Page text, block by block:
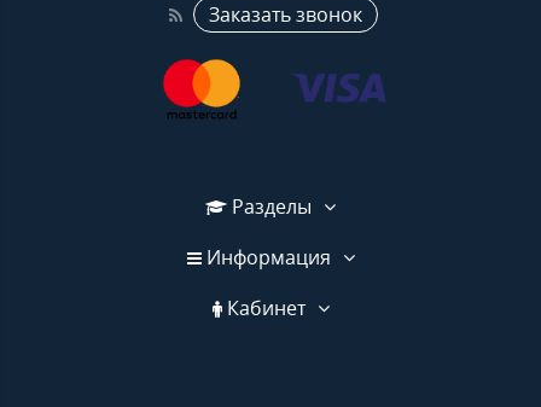
Заказать звонок
Разделы
Информация
Кабинет